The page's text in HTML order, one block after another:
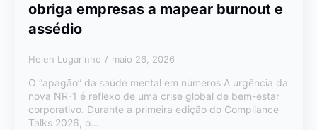
obriga empresas a mapear burnout e
assédio
Helen Lugarinho maio 26, 2026
O “apagão” da saúde mental em números A urgência da
nova NR-1 é reflexo de uma crise global de bem-estar
corporativo. Durante a primeira edição do Compliance
Talks 2026, o…